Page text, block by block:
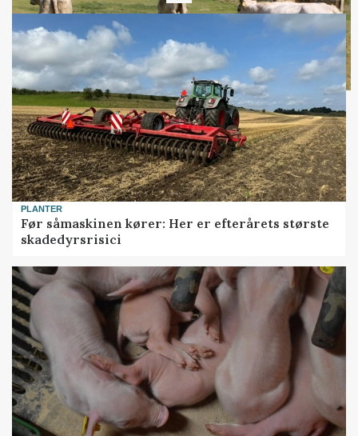
PLANTER
Før såmaskinen kører: Her er efterårets største
skadedyrsrisici